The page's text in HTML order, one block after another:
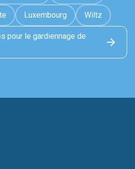
Luxembourg Wiltz
pour le gardiennage de